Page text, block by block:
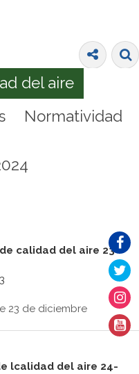
del aire
Normatividad
calidad del aire 23-
23 de diciembre
lcalidad del aire 24-